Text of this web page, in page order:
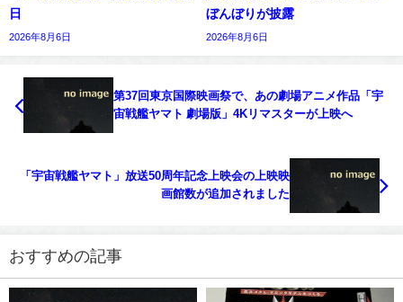
日
2026年8月6日
ぼんぼりが披露
2026年8月6日
第37回東京国際映画祭で、あの劇場アニメ作品「宇
宙戦艦ヤマト 劇場版」4Kリマスターが上映へ
「宇宙戦艦ヤマト」放送50周年記念上映会の上映映
画館数が追加されました
おすすめの記事